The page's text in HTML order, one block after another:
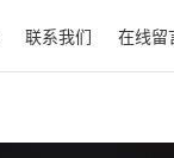
联系我们 在线留